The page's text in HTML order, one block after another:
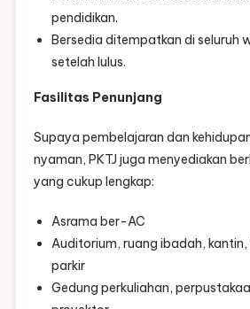
pendidikan.
Bersedia ditempatkan di seluruh
setelah lulus.
Fasilitas Penunjang
Supaya pembelajaran dan
nyaman, PKTJ juga menyediakan
yang cukup lengkap:
Asrama ber-AC
Auditorium, ruang ibadah,
parkir
Gedung perkuliahan,